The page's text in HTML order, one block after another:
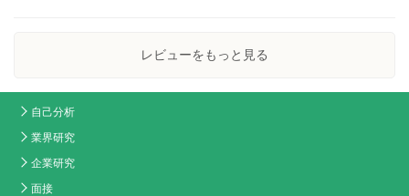
レビューをもっと見る
自己分析
業界研究
企業研究
面接